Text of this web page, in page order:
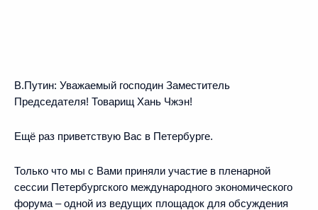
В.Путин: Уважаемый господин Заместитель
Председателя! Товарищ Хань Чжэн!
Ещё раз приветствую Вас в Петербурге.
Только что мы с Вами приняли участие в пленарной
сессии Петербургского международного экономического
форума – одной из ведущих площадок для обсуждения